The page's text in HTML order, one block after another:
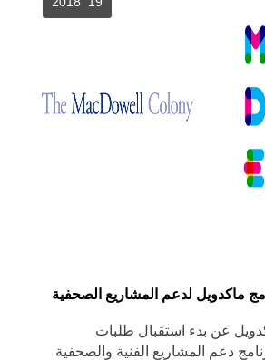
ماكدويل لدعم المشاريع الصحفية
عن بدء استقبال طلبات
دعم المشاريع الفنية والصحفية